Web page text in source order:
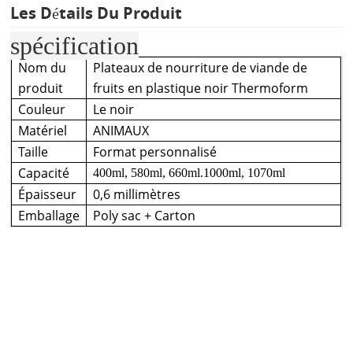
Les Détails Du Produit
spécification
Nom du
produit
Plateaux de nourriture de viande de
fruits en plastique noir Thermoform
Couleur
Le noir
Matériel
ANIMAUX
Taille
Format personnalisé
Capacité
400ml, 580ml, 660ml.1000ml, 1070ml
Épaisseur
0,6 millimètres
Emballage
Poly sac + Carton